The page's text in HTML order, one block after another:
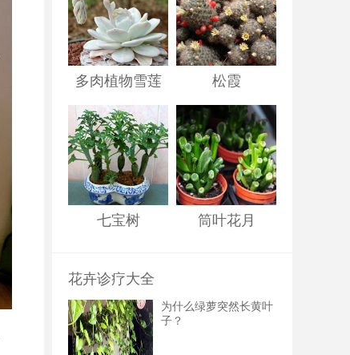
多肉植物雪莲 松霞
七宝树 筒叶花月
花卉诊疗大全
为什么绿萝突然长黄叶
子？